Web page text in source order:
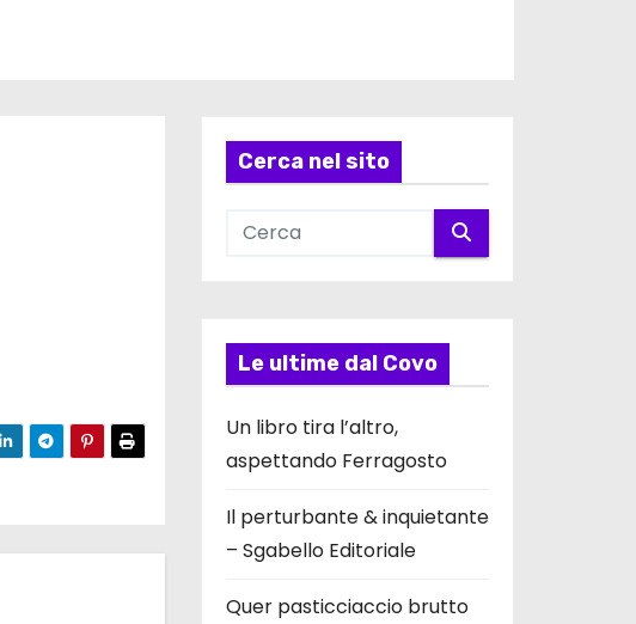
Cerca nel sito
Le ultime dal Covo
Un libro tira l’altro,
aspettando Ferragosto
Il perturbante & inquietante
– Sgabello Editoriale
Quer pasticciaccio brutto